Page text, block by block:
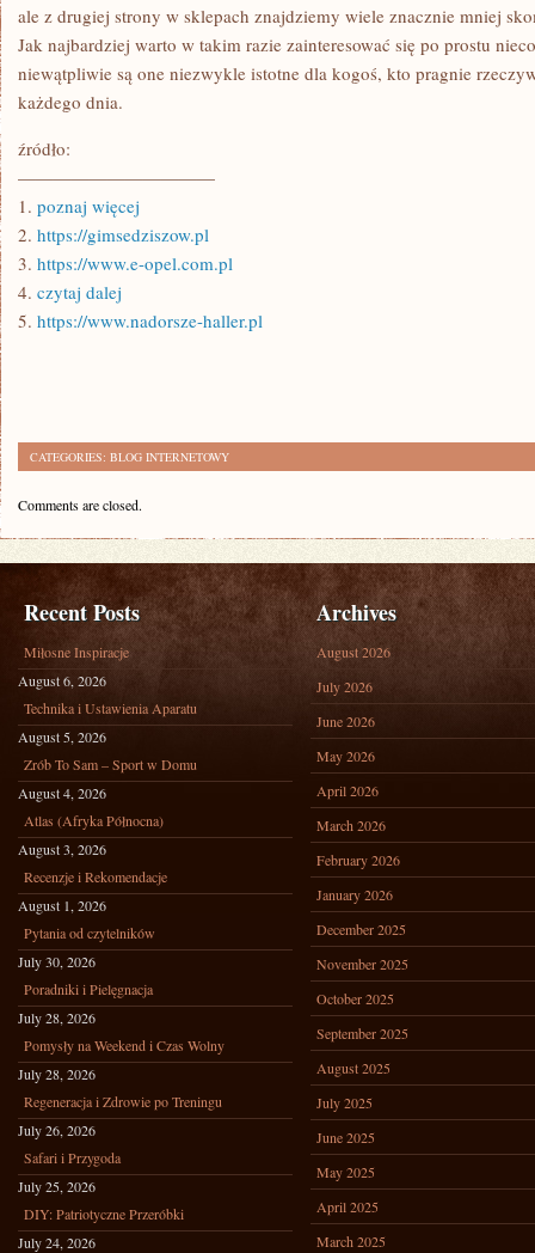
ale z drugiej strony w sklepach znajdziemy wiele znacznie mniej
Jak najbardziej warto w takim razie zainteresować się po prostu
niewątpliwie są one niezwykle istotne dla kogoś, kto pragnie
każdego dnia.
źródło:
———————————
1. poznaj więcej
2. https://gimsedziszow.pl
3. https://www.e-opel.com.pl
4. czytaj dalej
5. https://www.nadorsze-haller.pl
CATEGORIES: BLOG INTERNETOWY
Comments are closed.
Recent Posts
Miłosne Inspiracje
August 6, 2026
Technika i Ustawienia Aparatu
August 5, 2026
Zrób To Sam – Sport w Domu
August 4, 2026
Atlas (Afryka Północna)
August 3, 2026
Recenzje i Rekomendacje
August 1, 2026
Pytania od czytelników
July 30, 2026
Poradniki i Pielęgnacja
July 28, 2026
Pomysły na Weekend i Czas Wolny
July 28, 2026
Regeneracja i Zdrowie po Treningu
July 26, 2026
Safari i Przygoda
July 25, 2026
DIY: Patriotyczne Przeróbki
July 24, 2026
Archives
August 2026
July 2026
June 2026
May 2026
April 2026
March 2026
February 2026
January 2026
December 2025
November 2025
October 2025
September 2025
August 2025
July 2025
June 2025
May 2025
April 2025
March 2025